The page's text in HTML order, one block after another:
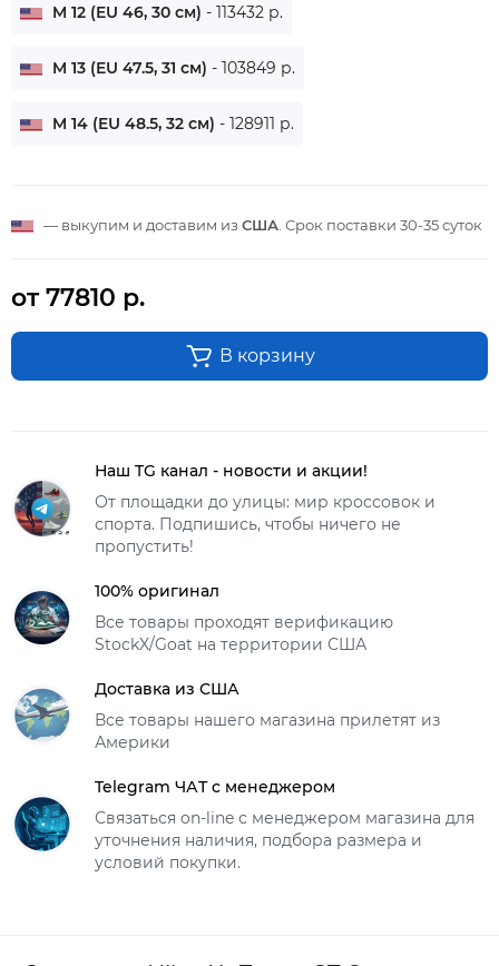
M 12 (EU 46, 30 см) - 113432 р.
M 13 (EU 47.5, 31 см) - 103849 р.
M 14 (EU 48.5, 32 см) - 128911 р.
— выкупим и доставим из США . Срок поставки 30-35 суток
от 77810 р.
В корзину
Наш TG канал - новости и акции!
От площадки до улицы: мир кроссовок и
спорта. Подпишись, чтобы ничего не
пропустить!
100% оригинал
Все товары проходят верификацию
StockX/Goat на территории США
Доставка из США
Все товары нашего магазина прилетят из
Америки
Telegram ЧАТ с менеджером
Связаться on-line с менеджером магазина для
уточнения наличия, подбора размера и
условий покупки.